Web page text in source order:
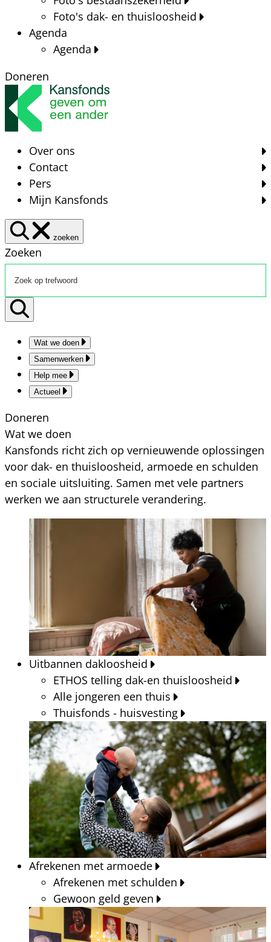
Foto's dak- en thuisloosheid
Agenda
Agenda
Doneren
Over ons
Contact
Pers
Mijn Kansfonds
zoeken
Zoeken
Wat we doen
Samenwerken
Help mee
Actueel
Doneren
Wat we doen
Kansfonds richt zich op vernieuwende oplossingen
voor dak- en thuisloosheid, armoede en schulden
en sociale uitsluiting. Samen met vele partners
werken we aan structurele verandering.
Uitbannen dakloosheid
ETHOS telling dak-en thuisloosheid
Alle jongeren een thuis
Thuisfonds - huisvesting
Afrekenen met armoede
Afrekenen met schulden
Gewoon geld geven